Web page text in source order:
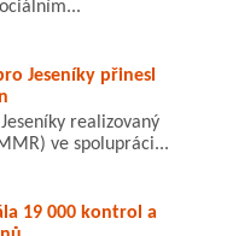
Jeseníky přinesl
realizovaný
ve spolupráci...
19 000 kontrol a